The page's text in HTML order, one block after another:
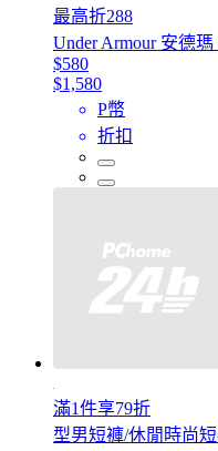
最高折288
Under Armour 安德
$580
$1,580
P幣
折扣
滿1件享79折
型男短褲/休閒時尚